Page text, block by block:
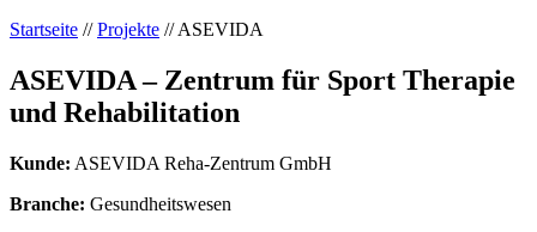
Startseite //Projekte //ASEVIDA
ASEVIDA – Zentrum für Sport Therapie
und Rehabilitation
Kunde: ASEVIDA Reha-Zentrum GmbH
Branche: Gesundheitswesen